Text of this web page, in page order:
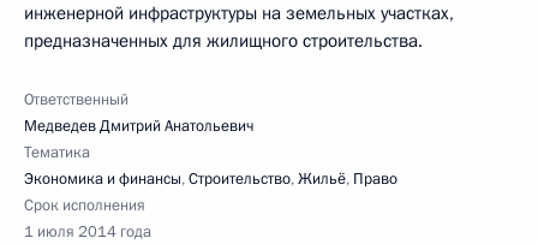
инженерной инфраструктуры на земельных участках,
предназначенных для жилищного строительства.
Ответственный
Медведев Дмитрий Анатольевич
Тематика
Экономика и финансы,Строительство,Жильё, Право
Срок исполнения
1 июля 2014 года